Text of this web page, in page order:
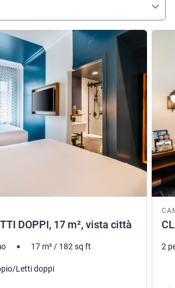
DOPPI, 17 m², vista città
17 m²/ 182sq ft
Letti doppi
2